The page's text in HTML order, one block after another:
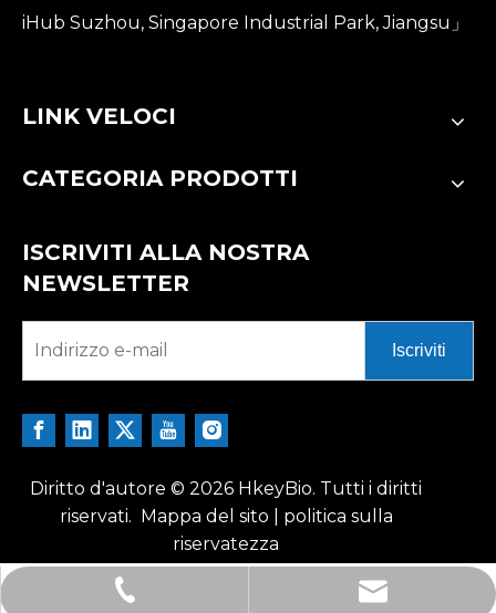
iHub Suzhou, Singapore Industrial Park, Jiangsu」
LINK VELOCI
CATEGORIA PRODOTTI
ISCRIVITI ALLA NOSTRA
NEWSLETTER
Iscriviti
Diritto d'autore © 2026 HkeyBio. Tutti i diritti
riservati.
Mappa del sito
politica sulla
riservatezza